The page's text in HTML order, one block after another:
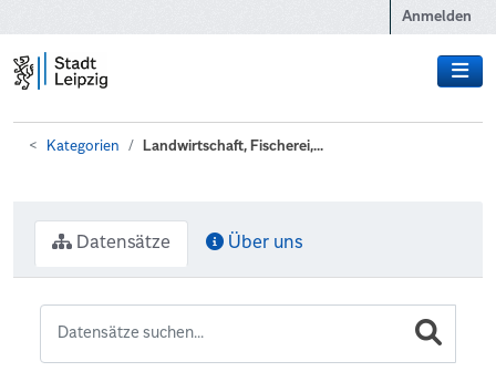
Anmelden
Kategorien Landwirtschaft, Fischerei,...
Datensätze Über uns